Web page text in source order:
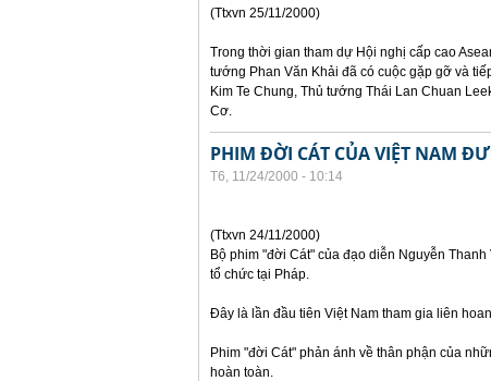
(Ttxvn 25/11/2000)
Trong thời gian tham dự Hội nghị cấp cao
tướng Phan Văn Khải đã có cuộc gặp gỡ và
Kim Te Chung, Thủ tướng Thái Lan Chuan
Cơ.
PHIM ĐỜI CÁT CỦA VIỆT NAM
T6, 11/24/2000 - 10:14
(Ttxvn 24/11/2000)
Bộ phim "đời Cát" của đạo diễn Nguyễn
tổ chức tại Pháp.
Đây là lần đầu tiên Việt Nam tham gia liên
Phim "đời Cát" phản ánh về thân phận của
hoàn toàn.